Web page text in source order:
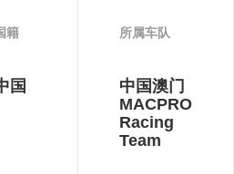
籍
国
所属车队
中国澳门
MACPRO
Racing
Team